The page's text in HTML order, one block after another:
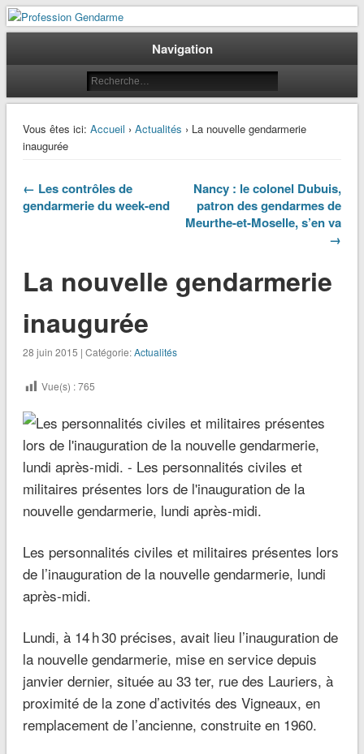
Profession Gendarme
Le journal des gendarmes
Navigation
Vous êtes ici: Accueil › Actualités › La nouvelle gendarmerie
inaugurée
← Les contrôles de
gendarmerie du week-end
Nancy : le colonel Dubuis,
patron des gendarmes de
Meurthe-et-Moselle, s’en va
→
La nouvelle gendarmerie
inaugurée
28 juin 2015 | Catégorie:Actualités
Vue(s) :765
Les personnalités civiles et militaires présentes lors
de l’inauguration de la nouvelle gendarmerie, lundi
après-midi.
Lundi, à 14 h 30 précises, avait lieu l’inauguration de
la nouvelle gendarmerie, mise en service depuis
janvier dernier, située au 33 ter, rue des Lauriers, à
proximité de la zone d’activités des Vigneaux, en
remplacement de l’ancienne, construite en 1960.